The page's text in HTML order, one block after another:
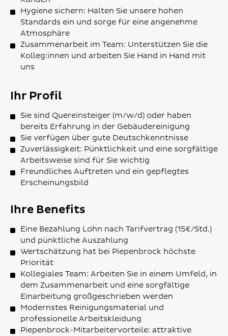
Hygiene sichern: Halten Sie unsere hohen
Standards ein und sorge für eine angenehme
Atmosphäre
Zusammenarbeit im Team: Unterstützen Sie die
Kolleg:innen und arbeiten Sie Hand in Hand mit
uns
Ihr Profil
Sie sind Quereinsteiger (m/w/d) oder haben
bereits Erfahrung in der Gebäudereinigung
Sie verfügen über gute Deutschkenntnisse
Zuverlässigkeit: Pünktlichkeit und eine sorgfältige
Arbeitsweise sind für Sie wichtig
Freundliches Auftreten und ein gepflegtes
Erscheinungsbild
Ihre Benefits
Eine Bezahlung Lohn nach Tarifvertrag (15€/Std.)
und pünktliche Auszahlung
Wertschätzung hat bei Piepenbrock höchste
Priorität
Kollegiales Team: Arbeiten Sie in einem Umfeld, in
dem Zusammenarbeit und eine sorgfältige
Einarbeitung großgeschrieben werden
Modernstes Reinigungsmaterial und
professionelle Arbeitskleidung
Piepenbrock-Mitarbeitervorteile: attraktive